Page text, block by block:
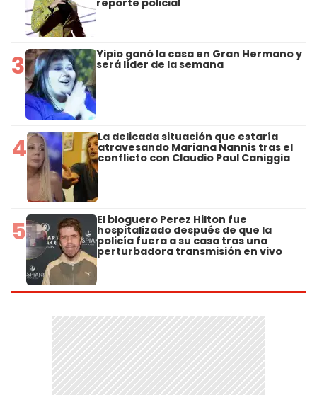
3 Yipio ganó la casa en Gran Hermano y
será líder de la semana
4 La delicada situación que estaría
atravesando Mariana Nannis tras el
conflicto con Claudio Paul Caniggia
5 El bloguero Perez Hilton fue
hospitalizado después de que la
policía fuera a su casa tras una
perturbadora transmisión en vivo